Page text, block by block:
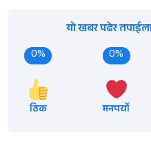
यो खबर पढेर
0%
ठिक
0%
मनपर्यो